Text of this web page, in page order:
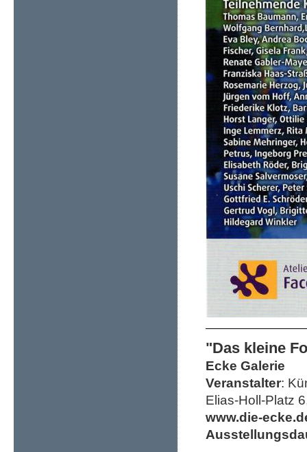
"Das kleine
Ecke Galerie
Veranstalter:
Elias-Holl-Platz
www.die-